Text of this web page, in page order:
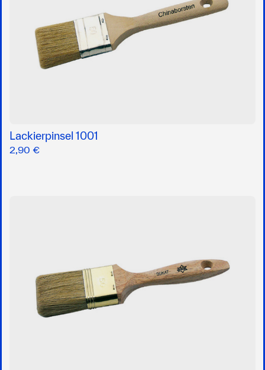
Lackierpinsel 1001
2,90 €